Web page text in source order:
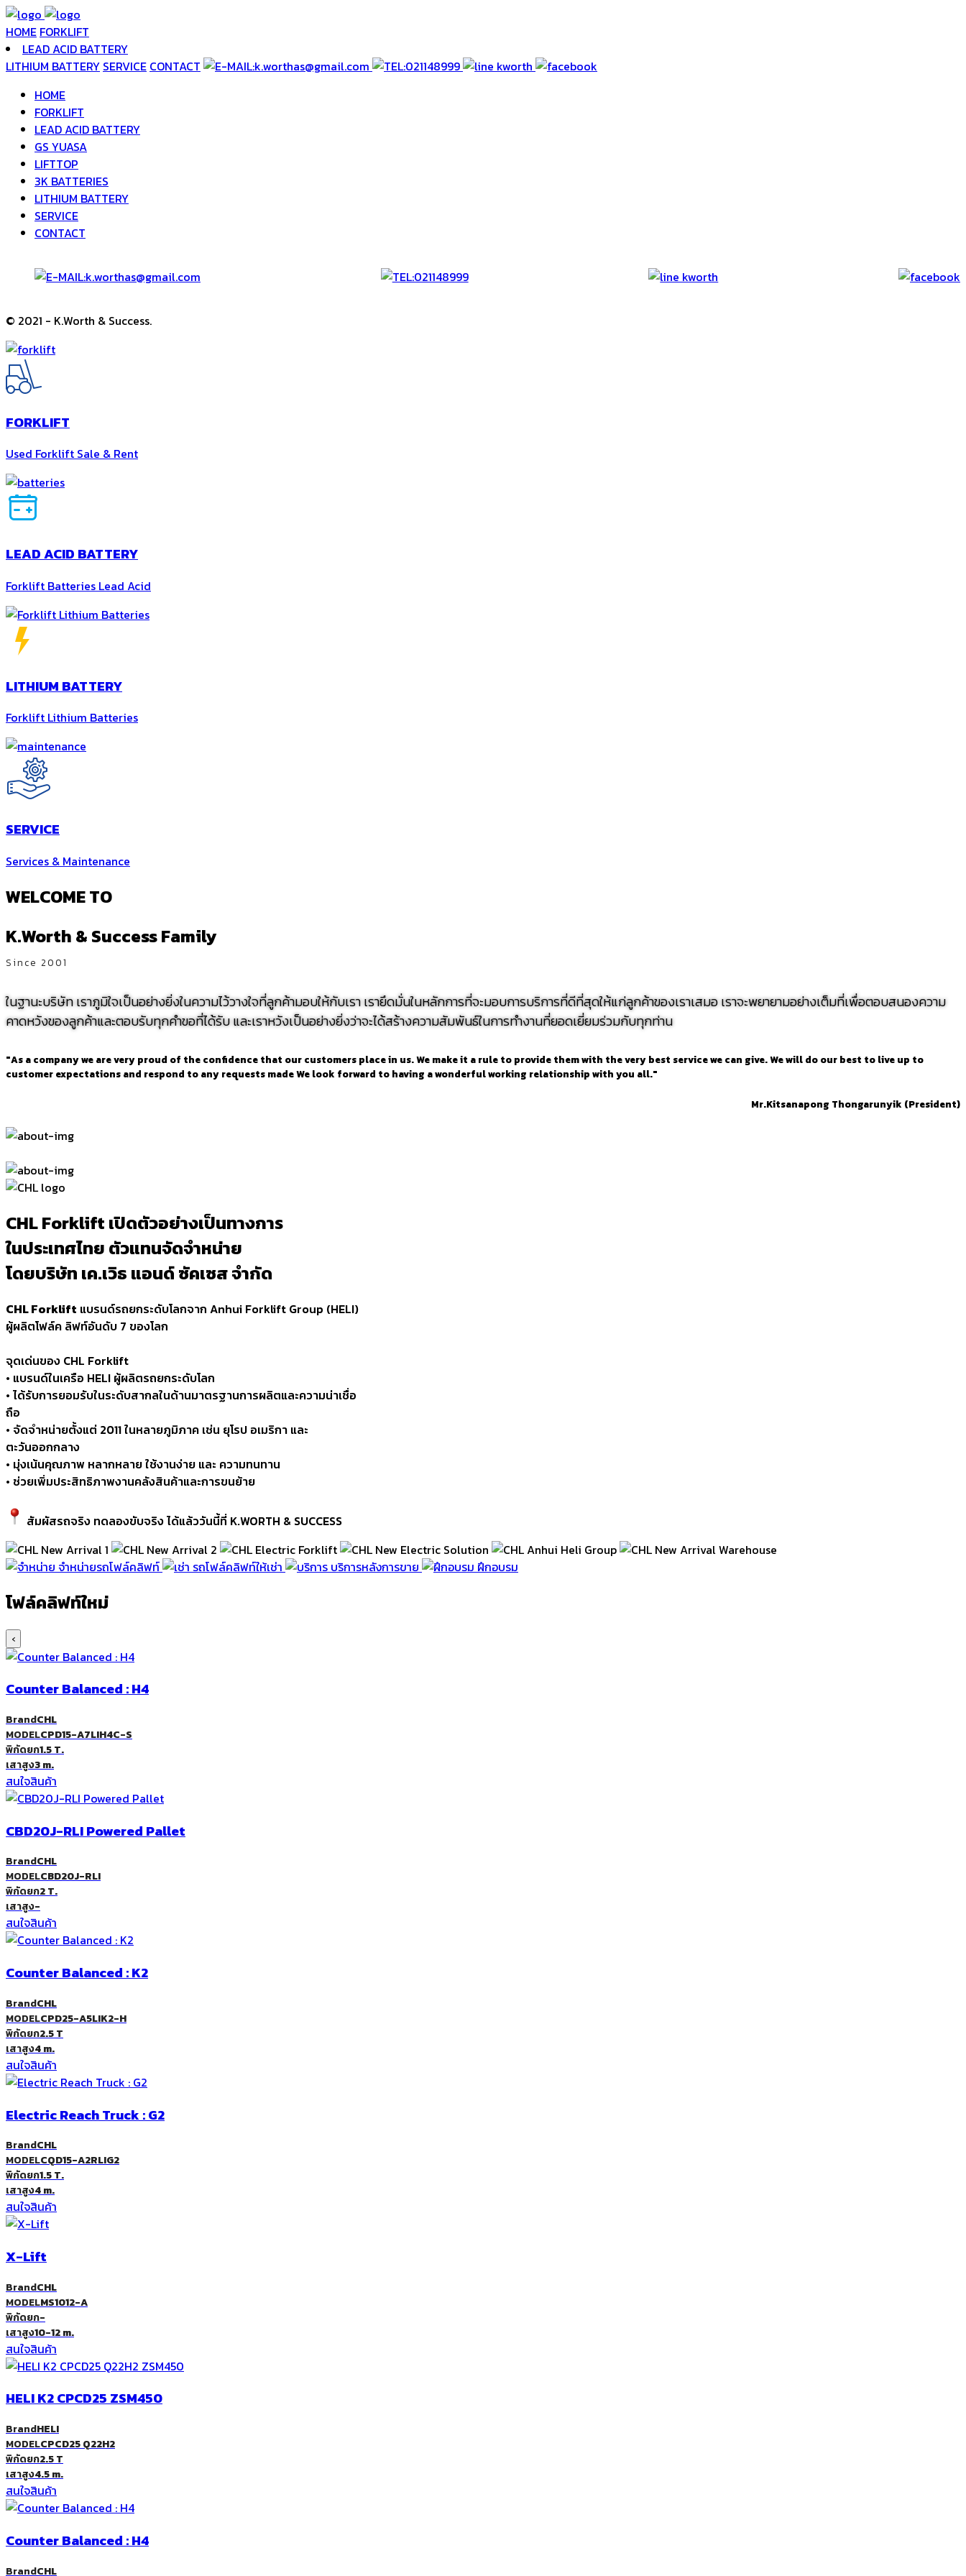
HOME FORKLIFT
LEAD ACID BATTERY
LITHIUM BATTERY SERVICE CONTACT
HOME
FORKLIFT
LEAD ACID BATTERY
GS YUASA
LIFTTOP
3K BATTERIES
LITHIUM BATTERY
SERVICE
CONTACT
© 2021 - K.Worth & Success.
FORKLIFT
Used Forklift Sale & Rent
LEAD ACID BATTERY
Forklift Batteries Lead Acid
LITHIUM BATTERY
Forklift Lithium Batteries
SERVICE
Services & Maintenance
WELCOME TO
K.Worth & Success Family
Since 2001
ในฐานะบริษัท เราภูมิใจเป็นอย่างยิ่งในความไว้วางใจที่ลูกค้ามอบให้กับเรา เรายึดมั่นในหลักการที่จะมอบการบริการที่ดีที่สุดให้แก่ลูกค้าของเราเสมอ เราจะพยายามอย่างเต็มที่เพื่อตอบสนองความ
คาดหวังของลูกค้าและตอบรับทุกคำขอที่ได้รับ และเราหวังเป็นอย่างยิ่งว่าจะได้สร้างความสัมพันธ์ในการทำงานที่ยอดเยี่ยมร่วมกับทุกท่าน
"As a company we are very proud of the confidence that our customers place in us. We make it a rule to provide them with the very best service we can give. We will do our best to live up to
customer expectations and respond to any requests made We look forward to having a wonderful working relationship with you all."
Mr.Kitsanapong Thongarunyik (President)
CHL Forklift เปิดตัวอย่างเป็นทางการ
ในประเทศไทย ตัวแทนจัดจำหน่าย
โดยบริษัท เค.เวิธ แอนด์ ซัคเซส จำกัด
CHL Forklift แบรนด์รถยกระดับโลกจาก Anhui Forklift Group (HELI)
ผู้ผลิตโฟล์ค ลิฟท์อันดับ 7 ของโลก
จุดเด่นของ CHL Forklift
• แบรนด์ในเครือ HELI ผู้ผลิตรถยกระดับโลก
• ได้รับการยอมรับในระดับสากลในด้านมาตรฐานการผลิตและความน่าเชื่อ
ถือ
• จัดจำหน่ายตั้งแต่ 2011 ในหลายภูมิภาค เช่น ยุโรป อเมริกา และ
ตะวันออกกลาง
• มุ่งเน้นคุณภาพ หลากหลาย ใช้งานง่าย และ ความทนทาน
• ช่วยเพิ่มประสิทธิภาพงานคลังสินค้าและการขนย้าย
สัมผัสรถจริง ทดลองขับจริง ได้แล้ววันนี้ที่ K.WORTH & SUCCESS
จำหน่ายรถโฟล์คลิฟท์ รถโฟล์คลิฟท์ให้เช่า บริการหลังการขาย ฝึกอบรม
โฟล์คลิฟท์ใหม่
‹
Counter Balanced : H4
BrandCHL
MODELCPD15-A7LIH4C-S
พิกัดยก1.5 T.
เสาสูง3 m.
สนใจสินค้า
CBD20J-RLI Powered Pallet
BrandCHL
MODELCBD20J-RLI
พิกัดยก2 T.
เสาสูง-
สนใจสินค้า
Counter Balanced : K2
BrandCHL
MODELCPD25-A5LIK2-H
พิกัดยก2.5 T
เสาสูง4 m.
สนใจสินค้า
Electric Reach Truck : G2
BrandCHL
MODELCQD15-A2RLIG2
พิกัดยก1.5 T.
เสาสูง4 m.
สนใจสินค้า
X-Lift
BrandCHL
MODELMS1012-A
พิกัดยก-
เสาสูง10-12 m.
สนใจสินค้า
HELI K2 CPCD25 ZSM450
BrandHELI
MODELCPCD25 Q22H2
พิกัดยก2.5 T
เสาสูง4.5 m.
สนใจสินค้า
Counter Balanced : H4
BrandCHL